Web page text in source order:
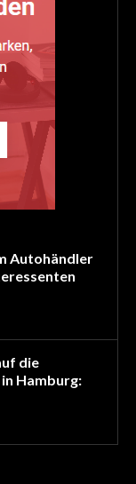
Autohändler
die
Hamburg: